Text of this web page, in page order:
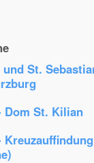
St.
Dom St. Kilian